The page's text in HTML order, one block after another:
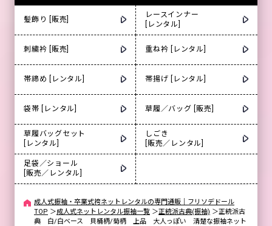
髪飾り [販売]
レースインナー
[レンタル]
刺繍衿 [販売] 重ね衿 [レンタル]
帯締め [レンタル] 帯揚げ [レンタル]
袋帯 [レンタル] 草履／バッグ [販売]
草履バッグセット
[レンタル]
しごき
[販売／レンタル]
足袋／ショール
[販売／レンタル]
成人式振袖・卒業式袴ネットレンタルの専門通販｜フリソデドール
TOP ＞成人式ネットレンタル振袖一覧 ＞正統派古典(振袖) ＞正統派古
典 白/白ベース 貝桶柄/菊柄 上品 大人っぽい 清楚な振袖ネット